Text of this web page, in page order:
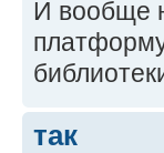
И вообще
так